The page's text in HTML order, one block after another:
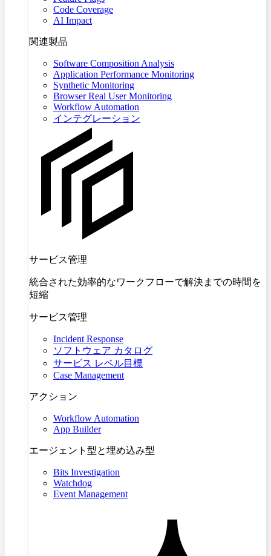
Code Coverage
AI Impact
関連製品
Software Composition Analysis
Application Performance Monitoring
Synthetic Monitoring
Browser Real User Monitoring
Workflow Automation
インテグレーション
サービス管理
統合された効率的なワークフローで解決までの時間を
短縮
サービス管理
Incident Response
ソフトウェア カタログ
サービス レベル目標
Case Management
アクション
Workflow Automation
App Builder
エージェント型と埋め込み型
Bits Investigation
Watchdog
Event Management